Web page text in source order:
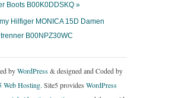
Boots B00K0DDSKQ »
Hilfiger MONICA 15D Damen
B00NPZ30WC
byWordPress& designed and Coded by
Web Hosting. Site5 provides WordPress